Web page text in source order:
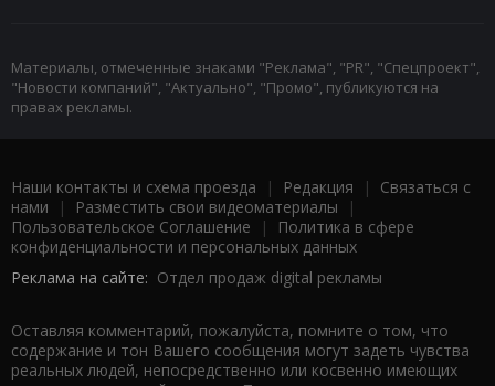
Материалы, отмеченные знаками "Реклама", "PR", "Спецпроект",
"Новости компаний", "Актуально", "Промо", публикуются на
правах рекламы.
Наши контакты и схема проезда | Редакция | Связаться с
нами | Разместить свои видеоматериалы |
Пользовательское Соглашение |
Политика в сфере
конфиденциальности и персональных данных
Реклама на сайте: Отдел продаж digital рекламы
Оставляя комментарий, пожалуйста, помните о том, что
содержание и тон Вашего сообщения могут задеть чувства
реальных людей, непосредственно или косвенно имеющих